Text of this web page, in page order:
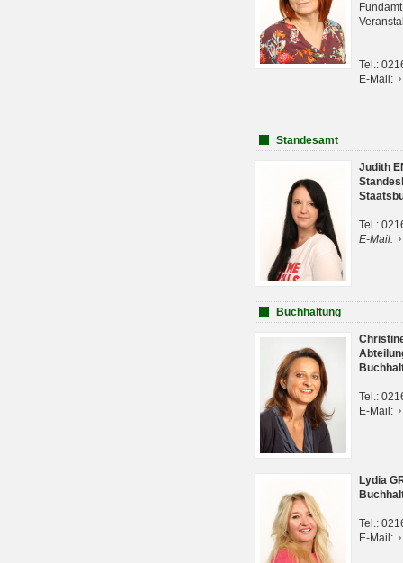
Tel.:
E-Mail:
Standesamt
Judith
Tel.:
E-Mail:
Buchhaltung
Tel.:
E-Mail:
Lydia
Tel.:
E-Mail: